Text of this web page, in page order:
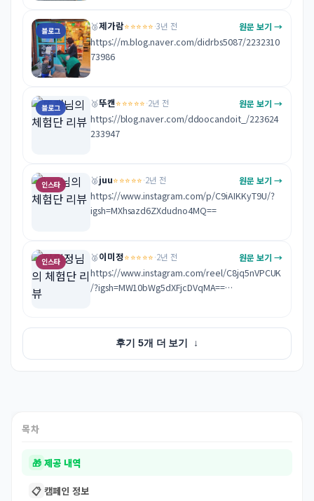
블로그 🥉제가람⭐⭐⭐⭐⭐·3년 전 원문 보기 →
https://m.blog.naver.com/didrbs5087/2232310
73986
블로그 🥉뚜캔⭐⭐⭐⭐⭐·2년 전 원문 보기 →
https://blog.naver.com/ddoocandoit_/223624
233947
인스타 🥈juu⭐⭐⭐⭐⭐·2년 전 원문 보기 →
https://www.instagram.com/p/C9iAIKKyT9U/?
igsh=MXhsazd6ZXdudno4MQ==
인스타 🥈이미정⭐⭐⭐⭐⭐·2년 전 원문 보기 →
https://www.instagram.com/reel/C8jq5nVPCUK
/?igsh=MW10bWg5dXFjcDVqMA==
후기 5개 더 보기 ↓
목차
🎁 제공 내역
📋 캠페인 정보